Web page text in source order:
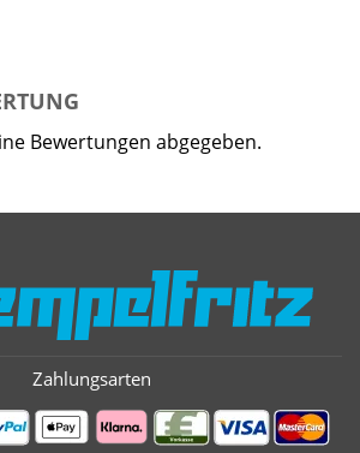
Bewertungen abgegeben.
Zahlungsarten